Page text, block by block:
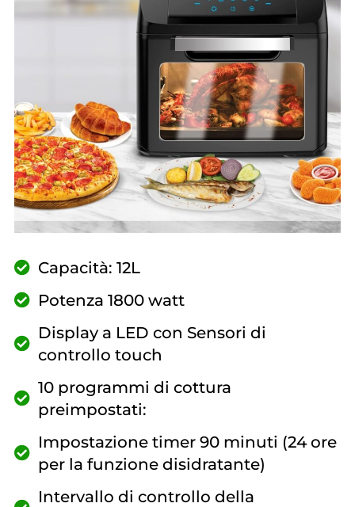
Capacità: 12L
Potenza 1800 watt
Display a LED con Sensori di
controllo touch
10 programmi di cottura
preimpostati:
Impostazione timer 90 minuti (24 ore
per la funzione disidratante)
Intervallo di controllo della